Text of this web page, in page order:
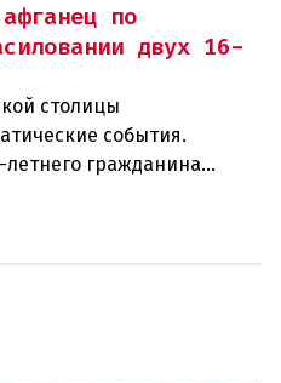
по
двух 16-
столицы
события.
гражданина
в изнасиловании
полиции и задер